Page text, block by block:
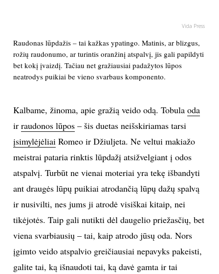
POLITIKA
KULTŪRA
KINAS
MUZIKA
TEATRAS
SPORTAS
FOTOGRAFIJA
MENAS
Vida Press
Raudonas lūpdažis – tai kažkas ypatingo. Matinis, ar blizgus,
rožių raudonumo, ar turintis oranžinį atspalvį, jis gali papildyti
bet kokį įvaizdį. Tačiau net gražiausiai padažytos lūpos
neatrodys puikiai be vieno svarbaus komponento.
Kalbame, žinoma, apie gražią veido odą. Tobula oda
ir raudonos lūpos– šis duetas neišskiriamas tarsi
įsimylėjėliaiRomeo ir Džiuljeta. Ne veltui makiažo
meistrai pataria rinktis lūpdažį atsižvelgiant į odos
atspalvį. Turbūt ne vienai moteriai yra tekę išbandyti
ant draugės lūpų puikiai atrodančią lūpų dažų spalvą
ir nusivilti, nes jums ji atrodė visiškai kitaip, nei
tikėjotės. Taip gali nutikti dėl daugelio priežasčių, bet
viena svarbiausių – tai, kaip atrodo jūsų oda. Nors
įgimto veido atspalvio greičiausiai nepavyks pakeisti,
galite tai, ką išnaudoti tai, ką davė gamta ir tai